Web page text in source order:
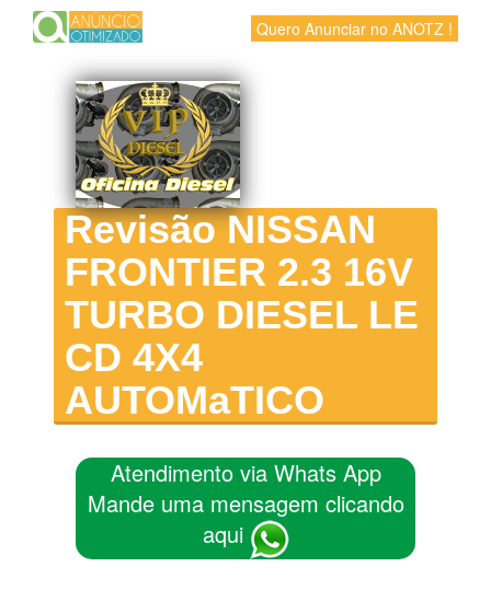
Quero Anunciar no ANOTZ !
Revisão NISSAN
FRONTIER 2.3 16V
TURBO DIESEL LE
CD 4X4
AUTOMaTICO
Atendimento via Whats App
Mande uma mensagem clicando
aqui